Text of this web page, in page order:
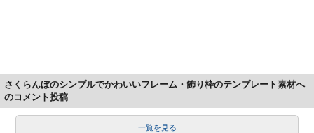
さくらんぼのシンプルでかわいいフレーム・飾り枠のテンプレート素材へ
のコメント投稿
一覧を見る